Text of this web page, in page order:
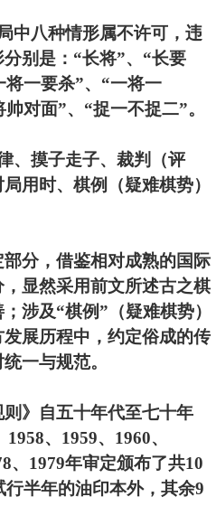
中八种情形属不许可，违
别是：“长将”、“长要
将一要杀”、“一将一
对面”、“捉一不捉二”。
、摸子走子、裁判（评
用时、棋例（疑难棋势）
分，借鉴相对成熟的国际
显然采用前文所述古之棋
涉及“棋例”（疑难棋势）
展历程中，约定俗成的传
一与规范。
》自五十年代至七十年
、1959、1960、
、1979年审定颁布了共10
半年的油印本外，其余9